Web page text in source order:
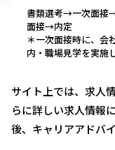
書類選考→一次面接
面接→内定
＊一次面接時に、会
内・職場見学を実施
サイト上では、求人
らに詳しい求人情報
後、キャリアアドバ